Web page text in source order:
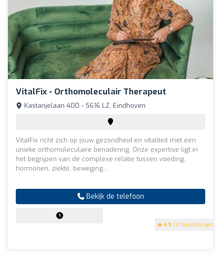
VitalFix - Orthomoleculair Therapeut
4.9 (17 beoordelingen)
Kastanjelaan 400 - 5616 LZ, Eindhoven
VitalFix richt zich op jouw gezondheid en vitaliteit met een
unieke orthomoleculaire benadering. Onze expertise ligt in
het begrijpen van de complexe relatie tussen voeding,
hormonen, ziekte, beweging...
Bekijk de telefoon